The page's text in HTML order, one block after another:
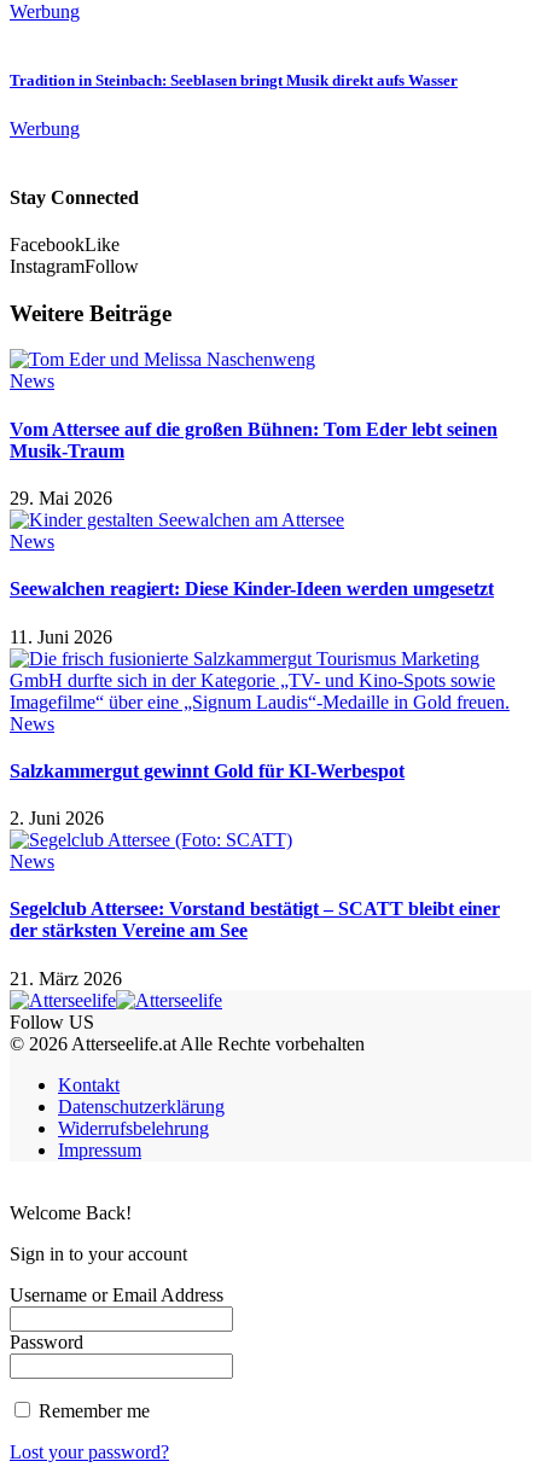
Werbung
Tradition in Steinbach: Seeblasen bringt Musik direkt aufs Wasser
Werbung
Stay Connected
FacebookLike
InstagramFollow
Weitere Beiträge
News
Vom Attersee auf die großen Bühnen: Tom Eder lebt seinen
Musik-Traum
29. Mai 2026
News
Seewalchen reagiert: Diese Kinder-Ideen werden umgesetzt
11. Juni 2026
News
Salzkammergut gewinnt Gold für KI-Werbespot
2. Juni 2026
News
Segelclub Attersee: Vorstand bestätigt – SCATT bleibt einer
der stärksten Vereine am See
21. März 2026
Follow US
© 2026 Atterseelife.at Alle Rechte vorbehalten
Kontakt
Datenschutzerklärung
Widerrufsbelehrung
Impressum
Welcome Back!
Sign in to your account
Username or Email Address
Password
Remember me
Lost your password?